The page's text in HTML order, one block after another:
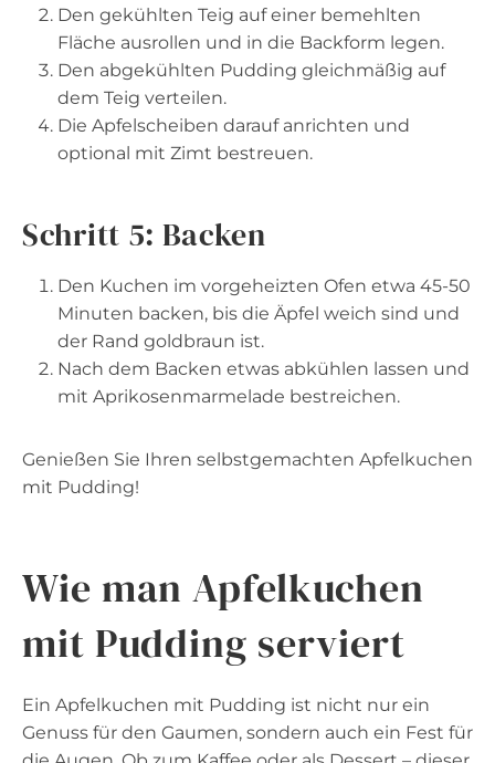
Den gekühlten Teig auf einer bemehlten
Fläche ausrollen und in die Backform legen.
Den abgekühlten Pudding gleichmäßig auf
dem Teig verteilen.
Die Apfelscheiben darauf anrichten und
optional mit Zimt bestreuen.
Schritt 5: Backen
Den Kuchen im vorgeheizten Ofen etwa 45-50
Minuten backen, bis die Äpfel weich sind und
der Rand goldbraun ist.
Nach dem Backen etwas abkühlen lassen und
mit Aprikosenmarmelade bestreichen.
Genießen Sie Ihren selbstgemachten Apfelkuchen
mit Pudding!
Wie man Apfelkuchen
mit Pudding serviert
Ein Apfelkuchen mit Pudding ist nicht nur ein
Genuss für den Gaumen, sondern auch ein Fest für